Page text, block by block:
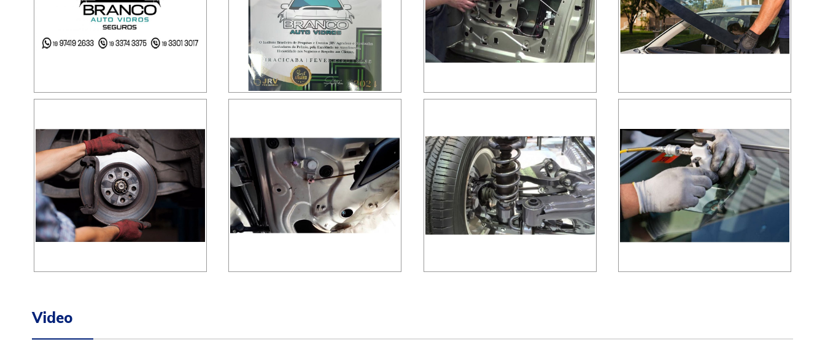
Video